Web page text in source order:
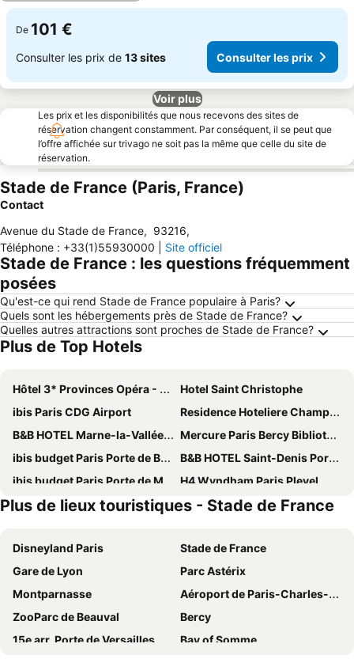
De 101 €
Consulter les prix de 13 sites Consulter les prix
Voir plus
Les prix et les disponibilités que nous recevons des sites de
réservation changent constamment. Par conséquent, il se peut que
l’offre affichée sur trivago ne soit pas la même que celle du site de
réservation.
Stade de France (Paris, France)
Contact
Avenue du Stade de France, 93216,
Téléphone : +33(1)55930000 Site officiel
Stade de France : les questions fréquemment
posées
Qu'est-ce qui rend Stade de France populaire à Paris?
Quels sont les hébergements près de Stade de France?
Quelles autres attractions sont proches de Stade de France?
Plus de Top Hotels
Hôtel 3* Provinces Opéra - Vacances Bleues
Hotel Saint Christophe
ibis Paris CDG Airport
Residence Hoteliere Champ de Mars
B&B HOTEL Marne-la-Vallée Chelles
Mercure Paris Bercy Bibliothèque
ibis budget Paris Porte de Bercy
B&B HOTEL Saint-Denis Porte de Paris
ibis budget Paris Porte de Montmartre
H4 Wyndham Paris Pleyel
All Suites Hôtel | Paris Pleyel – L’île Saint Denis
Novotel Paris Est
Executive Hotel Paris Gennevilliers
Pullman Paris Tour Eiffel
123home- Garden & spa
Mercure Paris 19 Philharmonie La Villette
Mercure Paris Roissy Charles de Gaulle Hotel
Hôtel Le Littré
Hôtel De Paris Opera
ibis Styles Paris Roissy-CDG
Novotel Paris Stade Basilique
Novotel Paris 13 Porte d'Italie
Plus de lieux touristiques - Stade de France
Disneyland Paris
Stade de France
Gare de Lyon
Parc Astérix
Montparnasse
Aéroport de Paris-Charles-de-Gaulle
ZooParc de Beauval
Bercy
15e arr. Porte de Versailles
Bay of Somme